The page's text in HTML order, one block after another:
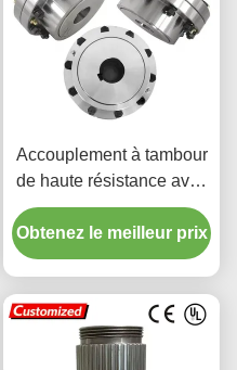
Accouplement à tambour
de haute résistance avec
personnalisation non
standard et usinage CNC
pour machines lourdes
Obtenez le meilleur prix